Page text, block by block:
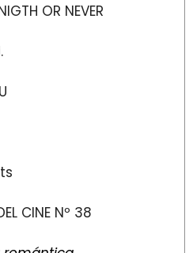
OR NEVER
CINE Nº 38